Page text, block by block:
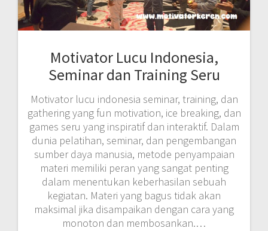
Motivator Lucu Indonesia,
Seminar dan Training Seru
Motivator lucu indonesia seminar, training, dan
gathering yang fun motivation, ice breaking, dan
games seru yang inspiratif dan interaktif. Dalam
dunia pelatihan, seminar, dan pengembangan
sumber daya manusia, metode penyampaian
materi memiliki peran yang sangat penting
dalam menentukan keberhasilan sebuah
kegiatan. Materi yang bagus tidak akan
maksimal jika disampaikan dengan cara yang
monoton dan membosankan.…